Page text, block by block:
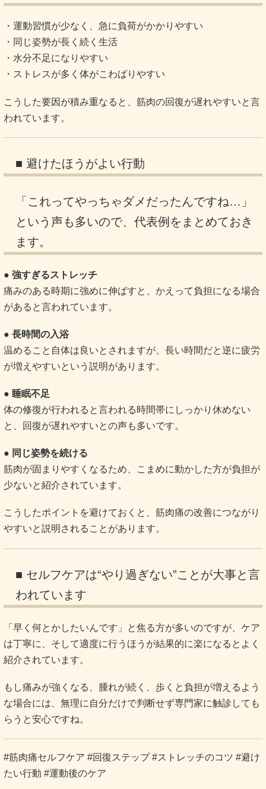
・運動習慣が少なく、急に負荷がかかりやすい
・同じ姿勢が長く続く生活
・水分不足になりやすい
・ストレスが多く体がこわばりやすい
こうした要因が積み重なると、筋肉の回復が遅れやすいと言
われています。
■ 避けたほうがよい行動
「これってやっちゃダメだったんですね…」
という声も多いので、代表例をまとめておき
ます。
● 強すぎるストレッチ
痛みのある時期に強めに伸ばすと、かえって負担になる場合
があると言われています。
● 長時間の入浴
温めること自体は良いとされますが、長い時間だと逆に疲労
が増えやすいという説明があります。
● 睡眠不足
体の修復が行われると言われる時間帯にしっかり休めない
と、回復が遅れやすいとの声も多いです。
● 同じ姿勢を続ける
筋肉が固まりやすくなるため、こまめに動かした方が負担が
少ないと紹介されています。
こうしたポイントを避けておくと、筋肉痛の改善につながり
やすいと説明されることがあります。
■ セルフケアは“やり過ぎない”ことが大事と言
われています
「早く何とかしたいんです」と焦る方が多いのですが、ケア
は丁寧に、そして適度に行うほうが結果的に楽になるとよく
紹介されています。
もし痛みが強くなる、腫れが続く、歩くと負担が増えるよう
な場合には、無理に自分だけで判断せず専門家に触診しても
らうと安心ですね。
#筋肉痛セルフケア #回復ステップ #ストレッチのコツ #避け
たい行動 #運動後のケア